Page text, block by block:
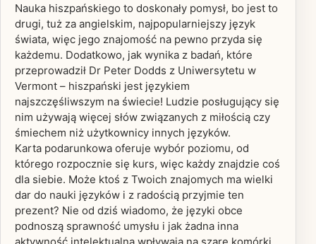
Nauka hiszpańskiego to doskonały pomysł, bo jest to
drugi, tuż za angielskim, najpopularniejszy język
świata, więc jego znajomość na pewno przyda się
każdemu. Dodatkowo, jak wynika z badań, które
przeprowadził Dr Peter Dodds z Uniwersytetu w
Vermont – hiszpański jest językiem
najszczęśliwszym na świecie! Ludzie posługujący się
nim używają więcej słów związanych z miłością czy
śmiechem niż użytkownicy innych języków.
Karta podarunkowa oferuje wybór poziomu, od
którego rozpocznie się kurs, więc każdy znajdzie coś
dla siebie. Może ktoś z Twoich znajomych ma wielki
dar do nauki języków i z radością przyjmie ten
prezent? Nie od dziś wiadomo, że języki obce
podnoszą sprawność umysłu i jak żadna inna